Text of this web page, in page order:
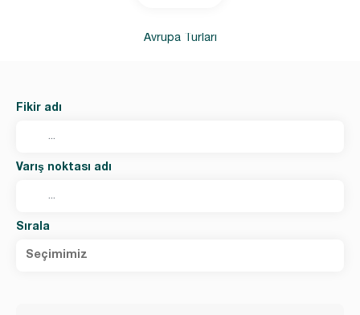
Avrupa Turları
Fikir adı
Varış noktası adı
Sırala
Seçimimiz